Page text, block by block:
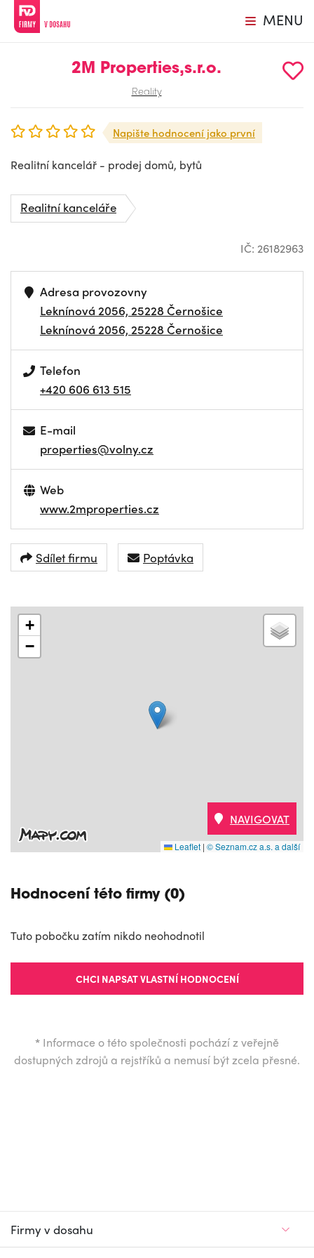
MENU
2M Properties,s.r.o.
Reality
Napište hodnocení jako první
Realitní kancelář - prodej domů, bytů
Realitní kanceláře
IČ: 26182963
Adresa provozovny
Leknínová 2056, 25228 Černošice
Leknínová 2056, 25228 Černošice
Telefon
+420 606 613 515
E-mail
properties@volny.cz
Web
www.2mproperties.cz
Sdílet firmu Poptávka
+
−
Leaflet | © Seznam.cz a.s. a další
NAVIGOVAT
Hodnocení této firmy (0)
Tuto pobočku zatím nikdo neohodnotil
CHCI NAPSAT VLASTNÍ HODNOCENÍ
* Informace o této společnosti pochází z veřejně
dostupných zdrojů a rejstříků a nemusí být zcela přesné.
Firmy v dosahu